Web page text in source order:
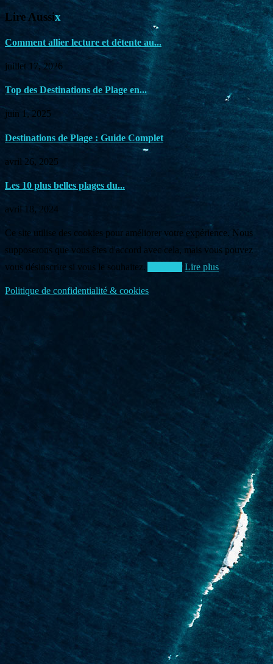
Lire Aussix
Comment allier lecture et détente au...
juillet 17, 2026
Top des Destinations de Plage en...
juin 1, 2025
Destinations de Plage : Guide Complet
avril 26, 2025
Les 10 plus belles plages du...
avril 18, 2024
Ce site utilise des cookies pour améliorer votre expérience. Nous
supposerons que vous êtes d'accord avec cela, mais vous pouvez
vous désinscrire si vous le souhaitez.
Lire plus
Politique de confidentialité & cookies